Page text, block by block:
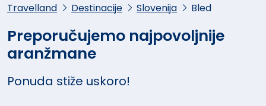
Travelland Destinacije Slovenija Bled
Preporučujemo najpovoljnije
aranžmane
Ponuda stiže uskoro!